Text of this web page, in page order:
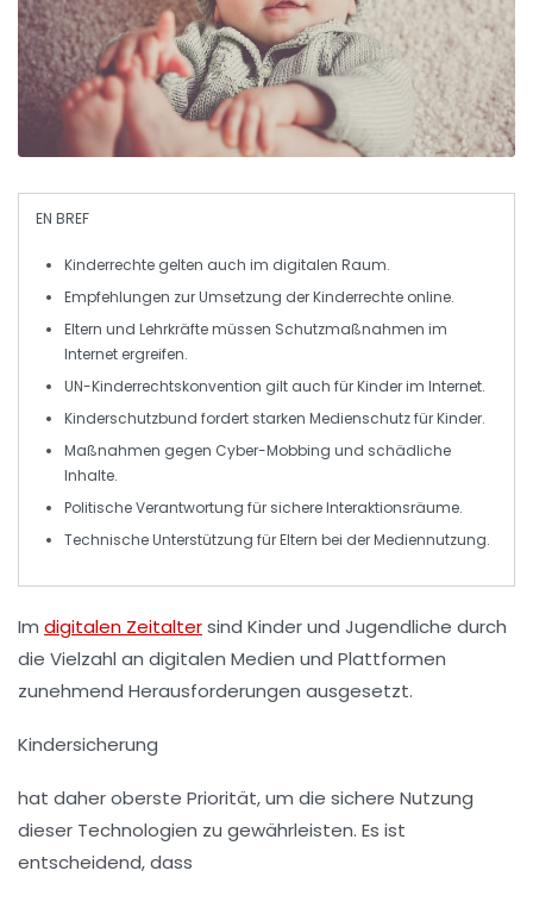
EN BREF
Kinderrechte gelten auch im digitalen Raum.
Empfehlungen zur Umsetzung derKinderrechte online.
Eltern und Lehrkräfte müssen Schutzmaßnahmen im
Internet ergreifen.
UN-Kinderrechtskonvention gilt auch fürKinder im Internet.
Kinderschutzbund fordert starken Medienschutzfür Kinder.
Maßnahmen gegen Cyber-Mobbing und schädliche
Inhalte.
Politische Verantwortung für sichereInteraktionsräume.
Technische Unterstützung fürEltern bei der Mediennutzung.
Im digitalen Zeitaltersind Kinder und Jugendliche durch
die Vielzahl an digitalen Medien und Plattformen
zunehmend Herausforderungen ausgesetzt.
Kindersicherung
hat daher oberste Priorität, um die sichere Nutzung
dieser Technologien zu gewährleisten. Es ist
entscheidend, dass